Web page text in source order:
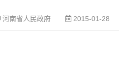
河南省人民政府 2015-01-28